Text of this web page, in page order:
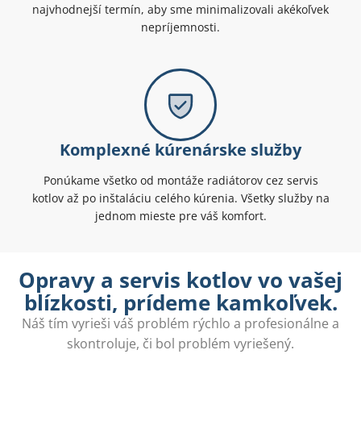
najvhodnejší termín, aby sme minimalizovali akékoľvek
nepríjemnosti.
Komplexné kúrenárske služby
Ponúkame všetko od montáže radiátorov cez servis
kotlov až po inštaláciu celého kúrenia. Všetky služby na
jednom mieste pre váš komfort.
Opravy a servis kotlov vo vašej
blízkosti, prídeme kamkoľvek.
Náš tím vyrieši váš problém rýchlo a profesionálne a
skontroluje, či bol problém vyriešený.